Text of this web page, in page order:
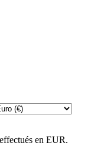
en EUR.